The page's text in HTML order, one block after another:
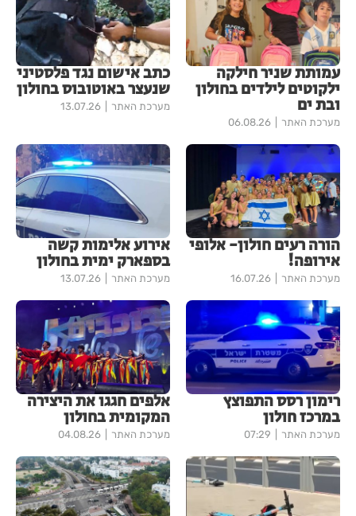
עמותת שניר חילקה
ילקוטים לילדים בחולון
ובת ים
מערכת האתר 06.08.26
כתב אישום נגד פלסטיני
שנעצר באוטובוס בחולון
מערכת האתר 13.07.26
הורה רעים חולון- אלופי
אירופה!
מערכת האתר 16.07.26
אירוע אלימות קשה
בספארק ימית בחולון
מערכת האתר 13.07.26
רימון רסס התפוצץ
במרכז חולון
מערכת האתר 07:29
אלפים חגגו את היצירה
המקומית בחולון
מערכת האתר 04.08.26